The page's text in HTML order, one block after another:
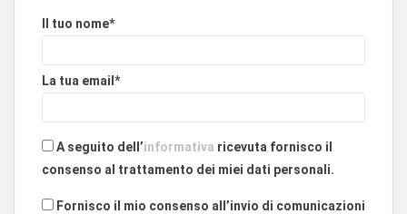
Il tuo nome*
La tua email*
A seguito dell’informativa ricevuta fornisco il
consenso al trattamento dei miei dati personali.
Fornisco il mio consenso all’invio di comunicazioni